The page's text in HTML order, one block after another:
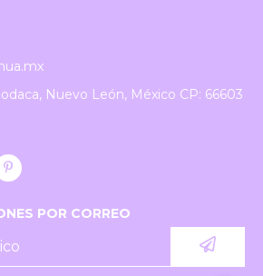
Nuevo León, México CP: 66603
POR CORREO